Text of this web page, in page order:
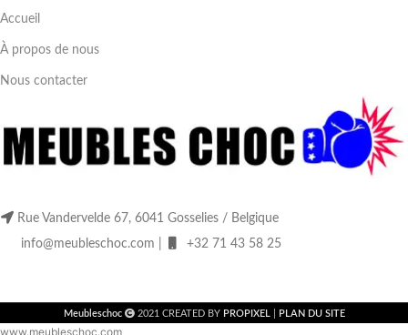
Accueil
À propos de nous
Nous contacter
Rue Vandervelde 67, 6041 Gosselies / Belgique
info@meubleschoc.com |
+32 71 43 58 25
Meubleschoc 2021 CREATED BY PROPIXEL| PLAN DU SITE
www.meubleschoc.com